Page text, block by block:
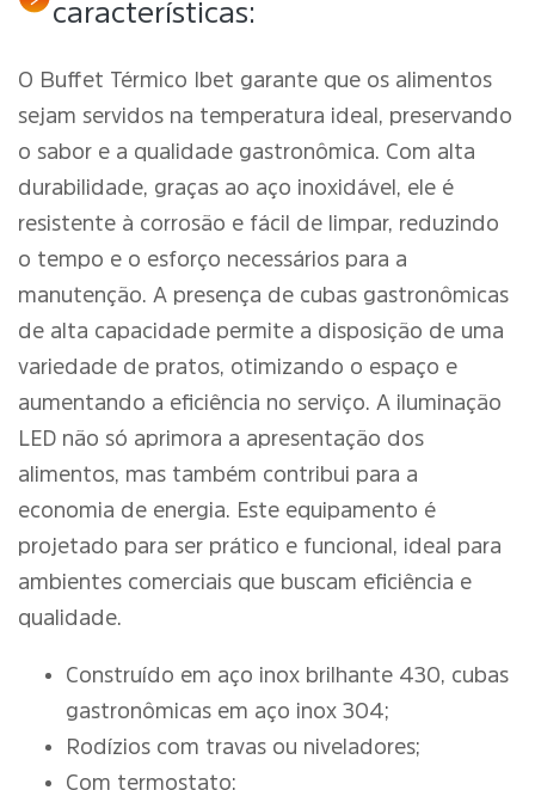
características:
O Buffet Térmico Ibet garante que os alimentos
sejam servidos na temperatura ideal, preservando
o sabor e a qualidade gastronômica. Com alta
durabilidade, graças ao aço inoxidável, ele é
resistente à corrosão e fácil de limpar, reduzindo
o tempo e o esforço necessários para a
manutenção. A presença de cubas gastronômicas
de alta capacidade permite a disposição de uma
variedade de pratos, otimizando o espaço e
aumentando a eficiência no serviço. A iluminação
LED não só aprimora a apresentação dos
alimentos, mas também contribui para a
economia de energia. Este equipamento é
projetado para ser prático e funcional, ideal para
ambientes comerciais que buscam eficiência e
qualidade.
Construído em aço inox brilhante 430, cubas
gastronômicas em aço inox 304;
Rodízios com travas ou niveladores;
Com termostato;